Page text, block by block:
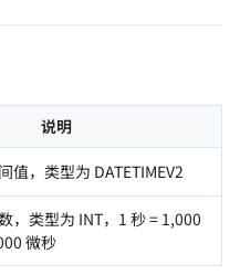
说明
值，类型为 DATETIMEV2
，类型为 INT，1 秒 = 1,000
微秒